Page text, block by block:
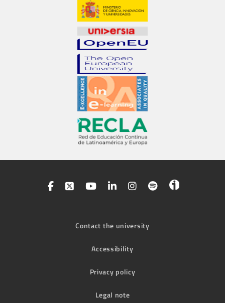
Contact the university
Accessibility
Privacy policy
Legal note